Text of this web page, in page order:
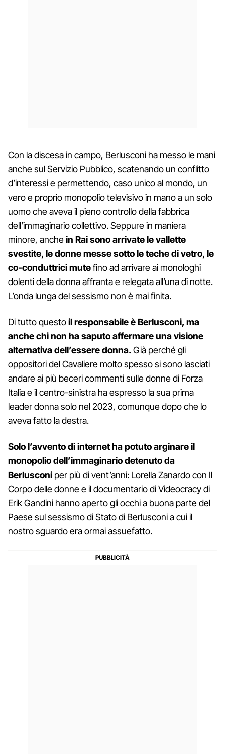
Con la discesa in campo, Berlusconi ha messo le mani
anche sul Servizio Pubblico, scatenando un conflitto
d’interessi e permettendo, caso unico al mondo, un
vero e proprio monopolio televisivo in mano a un solo
uomo che aveva il pieno controllo della fabbrica
dell’immaginario collettivo. Seppure in maniera
minore, anchein Rai sono arrivate le vallette
svestite, le donne messe sotto le teche di vetro, le
co-conduttrici mutefino ad arrivare ai monologhi
dolenti della donna affranta e relegata all’una di notte.
L’onda lunga del sessismo non è mai finita.
Di tutto questoil responsabile è Berlusconi, ma
anche chi non ha saputo affermare una visione
alternativa dell’essere donna.Già perché gli
oppositori del Cavaliere molto spesso si sono lasciati
andare ai più beceri commenti sulle donne di Forza
Italia e il centro-sinistra ha espresso la sua prima
leader donna solo nel 2023, comunque dopo che lo
aveva fatto la destra.
Solo l’avvento di internet ha potuto arginare il
monopolio dell’immaginario detenuto da
Berlusconi per più di vent’anni: Lorella Zanardo con Il
Corpo delle donne e il documentario di Videocracy di
Erik Gandini hanno aperto gli occhi a buona parte del
Paese sul sessismo di Stato di Berlusconi a cui il
nostro sguardo era ormai assuefatto.